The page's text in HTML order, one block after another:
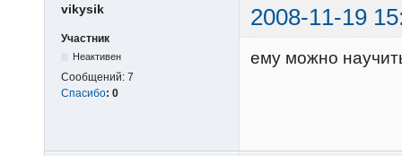
vikysik 2008-11-19
Участник
Неактивен
Сообщений: 7
Спасибо: 0
ему можно